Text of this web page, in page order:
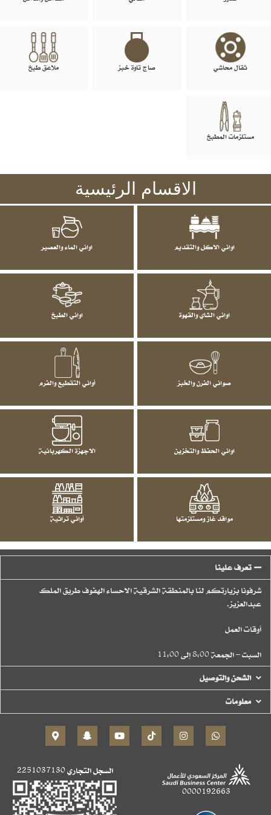
ثقال محاشي صاج تاوة خبز ملاعق طبخ
مستلزمات المطبخ
الاقسام الرئيسية
اواني الاكل والتقديم اواني الماء والعصير
اواني الشاي والقهوة اواني الطبخ
صواني الفرن والخبز أواني التقطيع والفرم
اواني الحفظ والتخزين الاجهزة الكهربائية
مواقد غاز ومستلزمتها أواني تراثية
تعرف علينا
شرفونا بزيارتكم لنا بالمنطقة الشرقية الاحساء الهفوف طريق الملك
عبدالعزيز.
أوقات العمل
السبت – الجمعة 8:00 إلى 11:00
الشحن والتوصيل
معلومات
0000192663
السجل التجاري2251037130